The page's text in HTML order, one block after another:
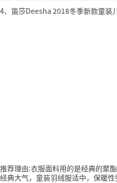
4、笛莎Deesha 2018冬季新款童装
推荐理由:衣服面料用的是经典的聚
经典大气，童装羽绒服适中，保暖性